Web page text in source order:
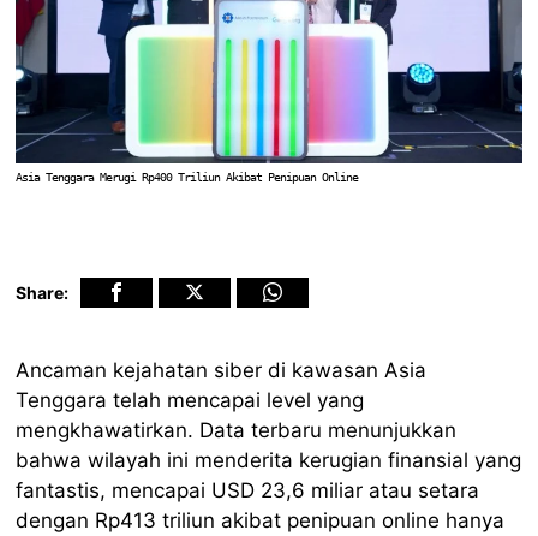
Asia Tenggara Merugi Rp400 Triliun Akibat Penipuan Online
Share:
Ancaman kejahatan siber di kawasan Asia
Tenggara telah mencapai level yang
mengkhawatirkan. Data terbaru menunjukkan
bahwa wilayah ini menderita kerugian finansial yang
fantastis, mencapai USD 23,6 miliar atau setara
dengan Rp413 triliun akibat penipuan online hanya